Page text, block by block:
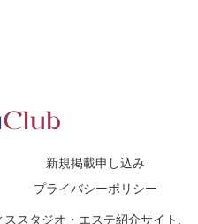
新規掲載申し込み
プライバシーポリシー
スタジオ・エステ紹介サイト.